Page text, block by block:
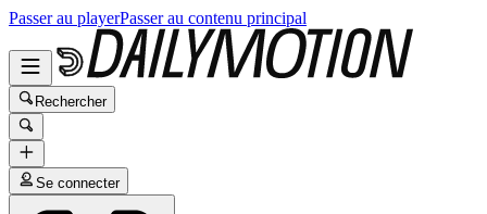
Passer au playerPasser au contenu principal
Rechercher
Se connecter